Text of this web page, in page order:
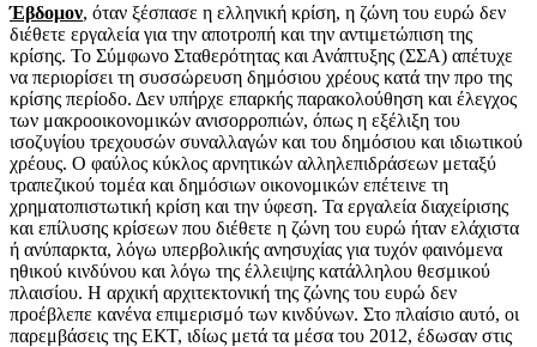
Έβδομον, όταν ξέσπασε η ελληνική κρίση, η ζώνη του ευρώ δεν
διέθετε εργαλεία για την αποτροπή και την αντιμετώπιση της
κρίσης. Το Σύμφωνο Σταθερότητας και Ανάπτυξης (ΣΣΑ) απέτυχε
να περιορίσει τη συσσώρευση δημόσιου χρέους κατά την προ της
κρίσης περίοδο. Δεν υπήρχε επαρκής παρακολούθηση και έλεγχος
των μακροοικονομικών ανισορροπιών, όπως η εξέλιξη του
ισοζυγίου τρεχουσών συναλλαγών και του δημόσιου και ιδιωτικού
χρέους. Ο φαύλος κύκλος αρνητικών αλληλεπιδράσεων μεταξύ
τραπεζικού τομέα και δημόσιων οικονομικών επέτεινε τη
χρηματοπιστωτική κρίση και την ύφεση. Τα εργαλεία διαχείρισης
και επίλυσης κρίσεων που διέθετε η ζώνη του ευρώ ήταν ελάχιστα
ή ανύπαρκτα, λόγω υπερβολικής ανησυχίας για τυχόν φαινόμενα
ηθικού κινδύνου και λόγω της έλλειψης κατάλληλου θεσμικού
πλαισίου. Η αρχική αρχιτεκτονική της ζώνης του ευρώ δεν
προέβλεπε κανένα επιμερισμό των κινδύνων. Στο πλαίσιο αυτό, οι
παρεμβάσεις της ΕΚΤ, ιδίως μετά τα μέσα του 2012, έδωσαν στις